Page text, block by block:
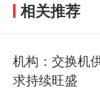
相关推荐
机构：交换机
求持续旺盛